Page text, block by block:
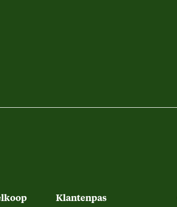
Klantenpas